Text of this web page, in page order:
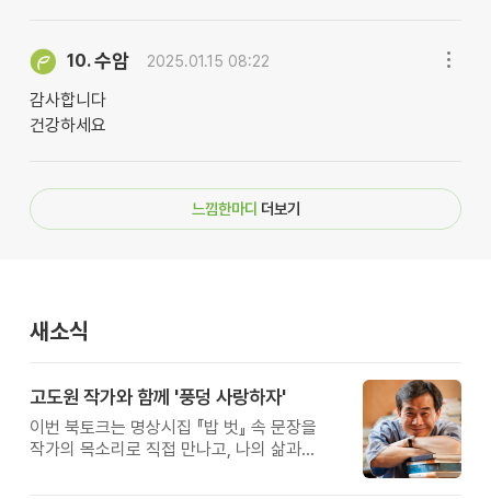
10.수암 2025.01.15 08:22
감사합니다
건강하세요
느낌한마디 더보기
새소식
고도원 작가와 함께 '풍덩 사랑하자'
이번 북토크는 명상시집 『밥 벗』 속 문장을
작가의 목소리로 직접 만나고, 나의 삶과